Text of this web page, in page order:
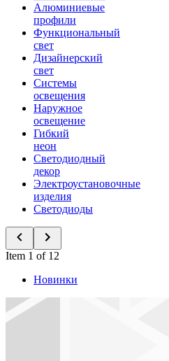
Алюминиевые
профили
Функциональный
свет
Дизайнерский
свет
Системы
освещения
Наружное
освещение
Гибкий
неон
Светодиодный
декор
Электроустановочные
изделия
Светодиоды
Item 1 of 12
Новинки